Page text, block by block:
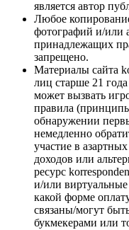
является автор
Любое
фотографий и/или
принадлежащих
запрещено.
Материалы сайта
лиц старше 21
может вызвать
правила
обнаружении
немедленно
участие в
доходов или
ресурс
и/или
какой форме
связаны/могут
букмекерами или